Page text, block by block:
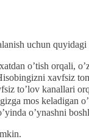
uchun
o’tish orqali,
xavfsiz
to’lov kanallari
mos keladigan
o’ynashni